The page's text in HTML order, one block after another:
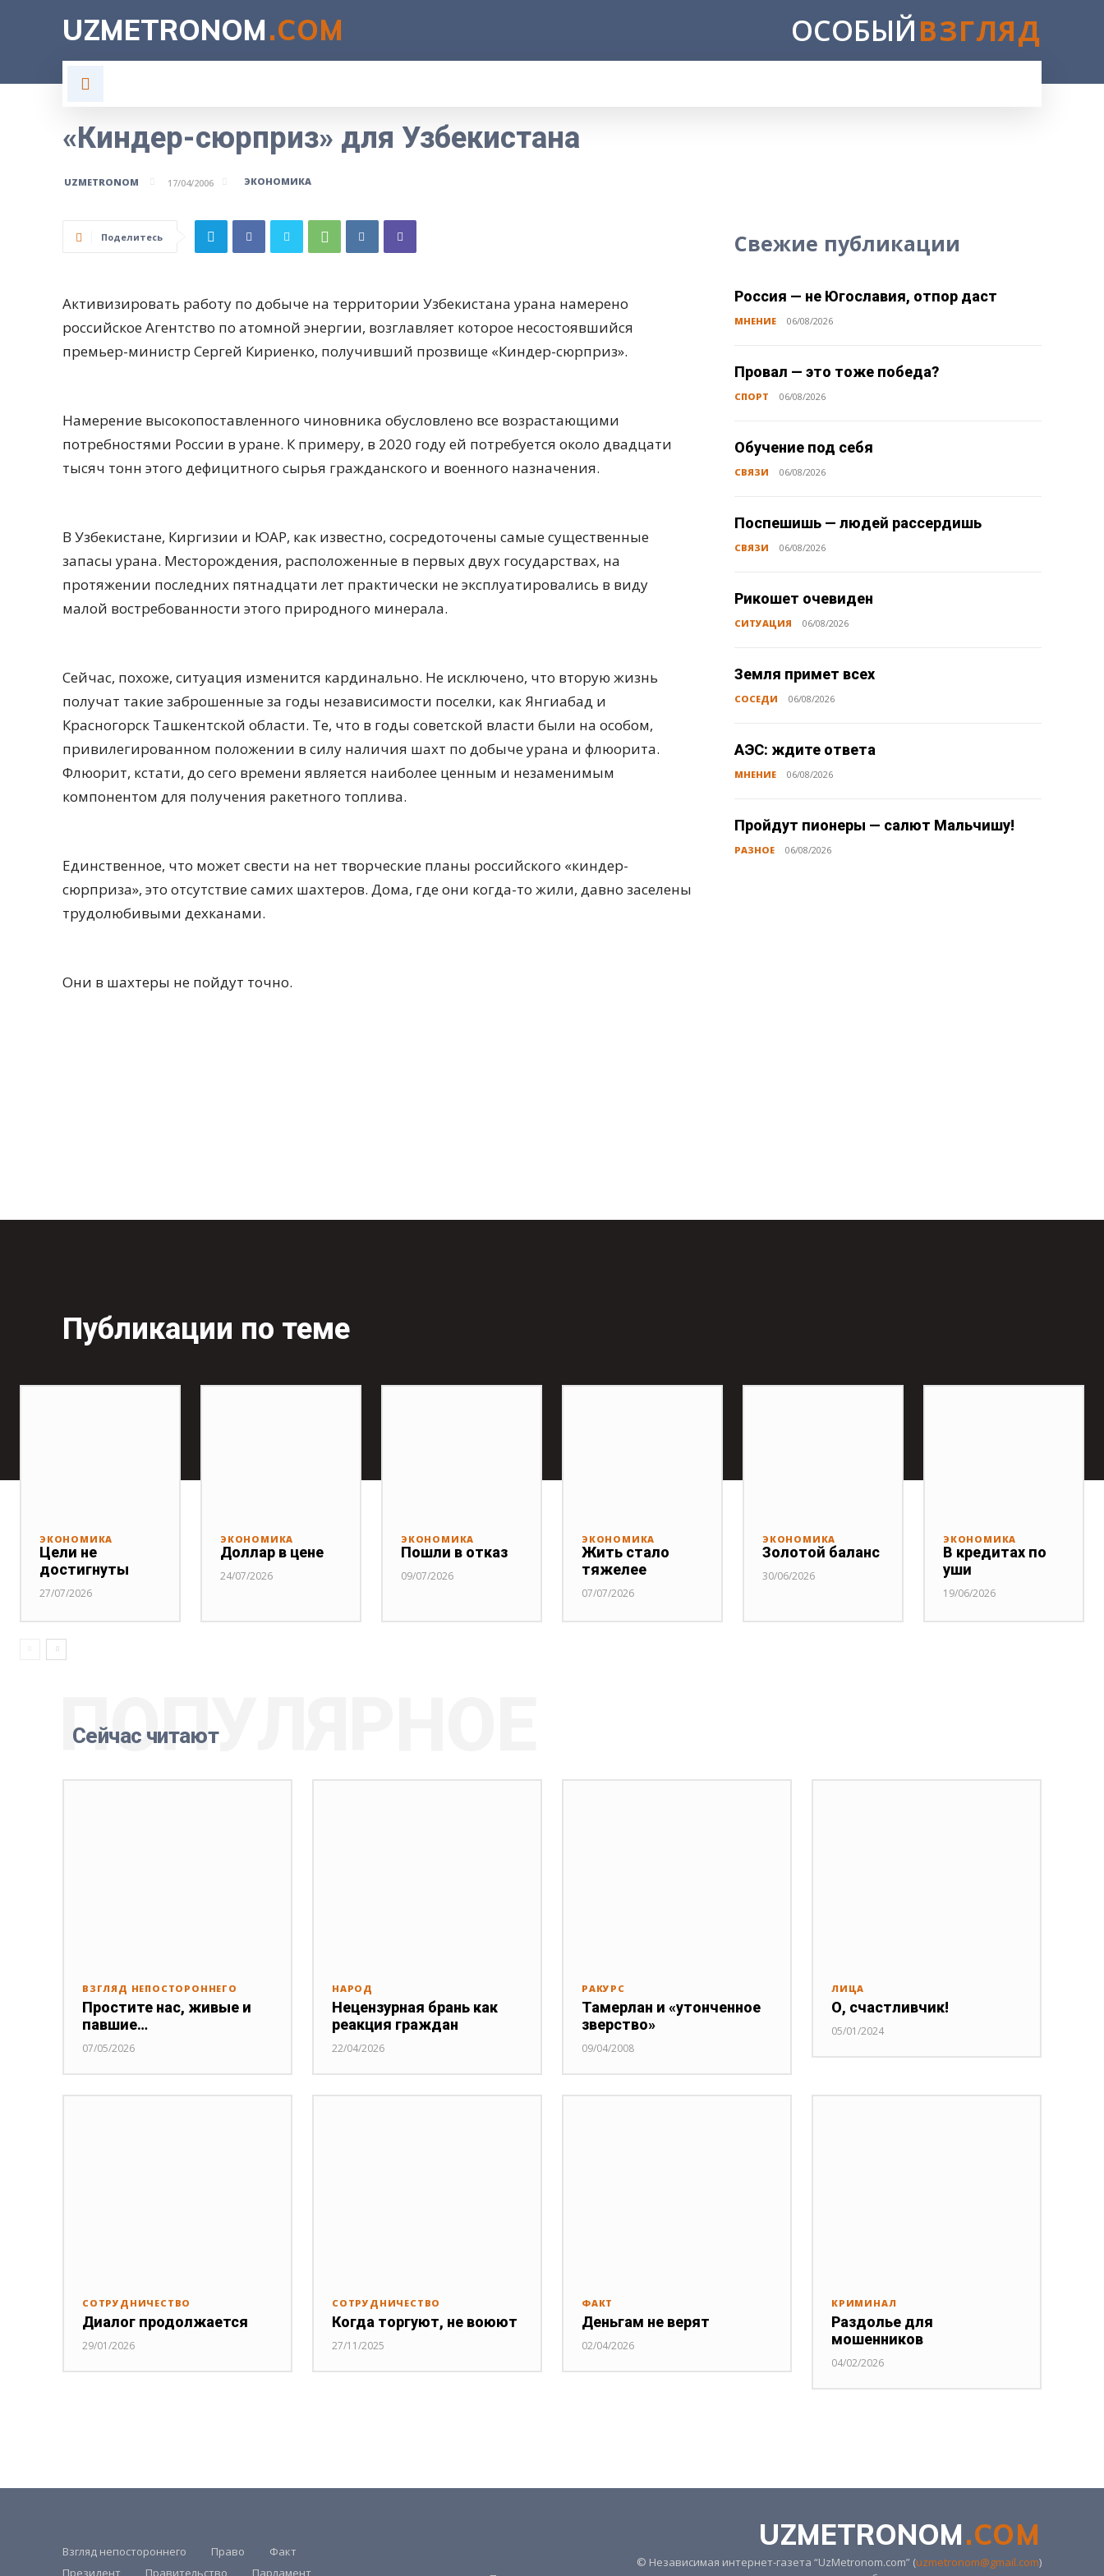
UZMETRONOM.COM ОСОБЫЙВЗГЛЯД
«Киндер-сюрприз» для Узбекистана
UZMETRONOM 17/04/2006 ЭКОНОМИКА
Поделитесь
Активизировать работу по добыче на территории Узбекистана урана намерено
российское Агентство по атомной энергии, возглавляет которое несостоявшийся
премьер-министр Сергей Кириенко, получивший прозвище «Киндер-сюрприз».
Намерение высокопоставленного чиновника обусловлено все возрастающими
потребностями России в уране. К примеру, в 2020 году ей потребуется около двадцати
тысяч тонн этого дефицитного сырья гражданского и военного назначения.
В Узбекистане, Киргизии и ЮАР, как известно, сосредоточены самые существенные
запасы урана. Месторождения, расположенные в первых двух государствах, на
протяжении последних пятнадцати лет практически не эксплуатировались в виду
малой востребованности этого природного минерала.
Сейчас, похоже, ситуация изменится кардинально. Не исключено, что вторую жизнь
получат такие заброшенные за годы независимости поселки, как Янгиабад и
Красногорск Ташкентской области. Те, что в годы советской власти были на особом,
привилегированном положении в силу наличия шахт по добыче урана и флюорита.
Флюорит, кстати, до сего времени является наиболее ценным и незаменимым
компонентом для получения ракетного топлива.
Единственное, что может свести на нет творческие планы российского «киндер-
сюрприза», это отсутствие самих шахтеров. Дома, где они когда-то жили, давно заселены
трудолюбивыми дехканами.
Они в шахтеры не пойдут точно.
Свежие публикации
Россия — не Югославия, отпор даст
МНЕНИЕ 06/08/2026
Провал — это тоже победа?
СПОРТ 06/08/2026
Обучение под себя
СВЯЗИ 06/08/2026
Поспешишь — людей рассердишь
СВЯЗИ 06/08/2026
Рикошет очевиден
СИТУАЦИЯ 06/08/2026
Земля примет всех
СОСЕДИ 06/08/2026
АЭС: ждите ответа
МНЕНИЕ 06/08/2026
Пройдут пионеры — салют Мальчишу!
РАЗНОЕ 06/08/2026
Публикации по теме
ЭКОНОМИКА
Цели не
достигнуты
27/07/2026
ЭКОНОМИКА
Доллар в цене
24/07/2026
ЭКОНОМИКА
Пошли в отказ
09/07/2026
ЭКОНОМИКА
Жить стало
тяжелее
07/07/2026
ЭКОНОМИКА
Золотой баланс
30/06/2026
ЭКОНОМИКА
В кредитах по
уши
19/06/2026
Сейчас читают
ПОПУЛЯРНОЕ
ВЗГЛЯД НЕПОСТОРОННЕГО
Простите нас, живые и
павшие…
07/05/2026
НАРОД
Нецензурная брань как
реакция граждан
22/04/2026
РАКУРС
Тамерлан и «утонченное
зверство»
09/04/2008
ЛИЦА
О, счастливчик!
05/01/2024
СОТРУДНИЧЕСТВО
Диалог продолжается
29/01/2026
СОТРУДНИЧЕСТВО
Когда торгуют, не воюют
27/11/2025
ФАКТ
Деньгам не верят
02/04/2026
КРИМИНАЛ
Раздолье для
мошенников
04/02/2026
Взгляд непостороннего Право
Факт
UZMETRONOM.COM
© Независимая интернет-газета “UzMetronom.com” (uzmetronom@gmail.com)